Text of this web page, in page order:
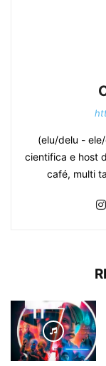
(elu/delu -
cientifica e host
café, multi